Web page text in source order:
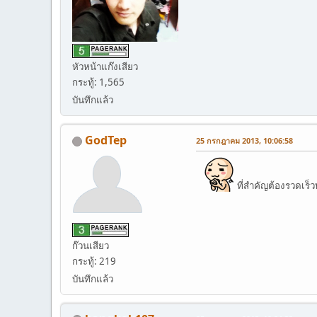
หัวหน้าแก๊งเสียว
กระทู้: 1,565
บันทึกแล้ว
GodTep
ก๊วนเสียว
กระทู้: 219
บันทึกแล้ว
25 กรกฎาคม 2013, 10:06:58
ที่สำคัญต้องรวดเร็